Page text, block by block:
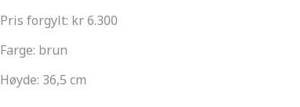
Pris forgylt: kr 6.300
Farge: brun
Høyde: 36,5 cm